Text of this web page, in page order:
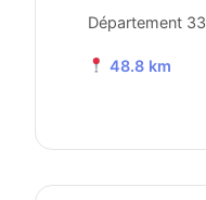
Département 33
48.8 km